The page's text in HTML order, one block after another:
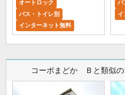
オートロック
バス・トイレ別
インターネット無料
バ
イ
コーポまどか Ｂと類似の